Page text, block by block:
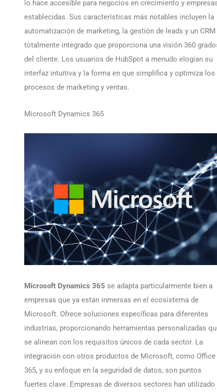
lo hace accesible para negocios en crecimiento y
establecidas. Sus características más notables incluyen la
automatización de marketing, la gestión de leads y un CRM
totalmente integrado que proporciona una visión 360
del cliente. Los usuarios de HubSpot a menudo elogian su
interfaz intuitiva y la forma en que simplifica y optimiza los
procesos de marketing y ventas.
Microsoft Dynamics 365
Microsoft Dynamics 365 se adapta particularmente bien a
empresas que ya están inmersas en el ecosistema de
Microsoft. Ofrece soluciones específicas para diferentes
industrias, proporcionando herramientas personalizadas
se alinean con los requisitos únicos de cada sector. La
integración con otros productos de Microsoft, como Office
365, y su enfoque en la seguridad de datos, son puntos
fuertes clave. Empresas de diversos sectores han utilizado